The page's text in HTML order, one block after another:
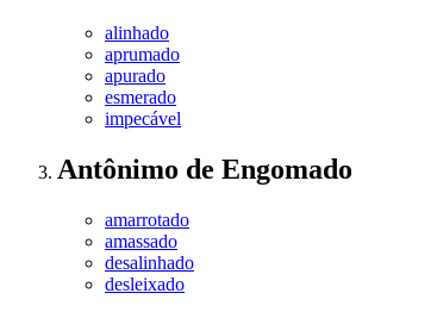
alinhado
aprumado
apurado
esmerado
impecável
Antônimo de Engomado
amarrotado
amassado
desalinhado
desleixado